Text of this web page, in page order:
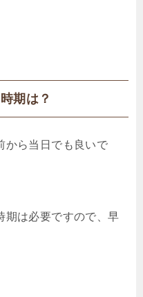
期は？
から当日でも良いで
期は必要ですので、早